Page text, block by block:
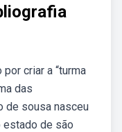
criar a “turma
das
de sousa nasceu
estado de são